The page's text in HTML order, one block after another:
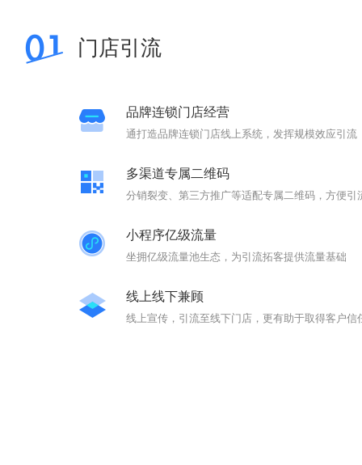
门店引流
品牌连锁门店经营
通打造品牌连锁门店线上系统，发挥规模效应引流
多渠道专属二维码
分销裂变、第三方推广等适配专属二维码，方便引
小程序亿级流量
坐拥亿级流量池生态，为引流拓客提供流量基础
线上线下兼顾
线上宣传，引流至线下门店，更有助于取得客户信